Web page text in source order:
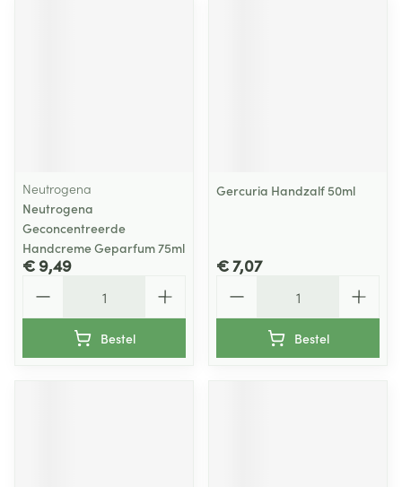
Neutrogena
Neutrogena
Geconcentreerde
Handcreme Geparfum 75ml
€ 9,49
Bestel
Gercuria Handzalf 50ml
€ 7,07
Bestel